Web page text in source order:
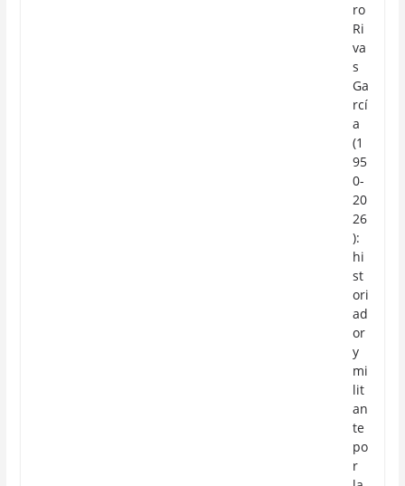
ro
Ri
va
s
Ga
rcí
a
(1
95
0-
20
26
):
hi
st
ori
ad
or
y
mi
lit
an
te
po
r